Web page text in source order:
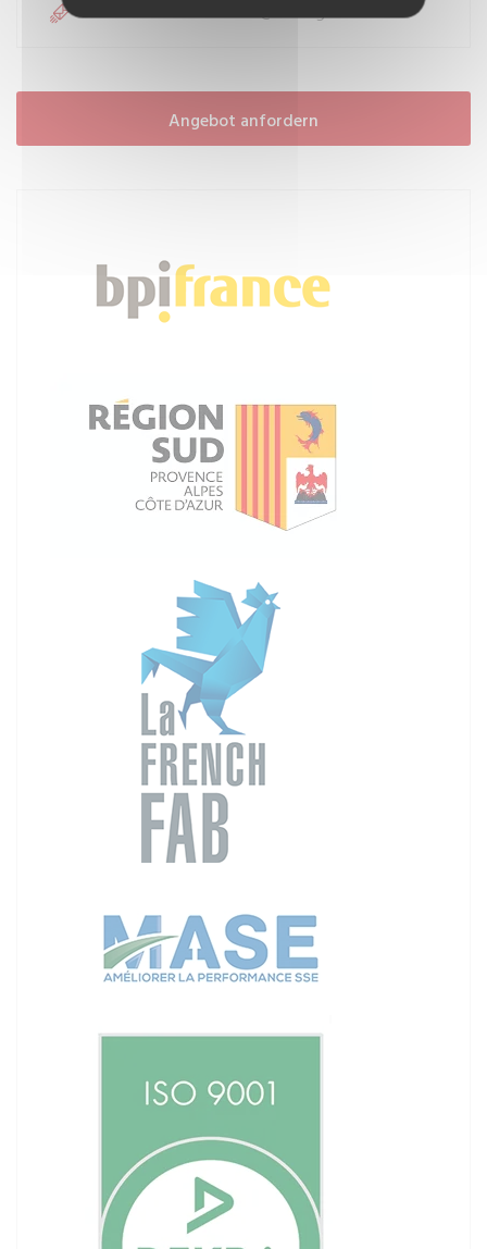
MAILEN SIE UNS:contact@setnag.com
Angebot anfordern